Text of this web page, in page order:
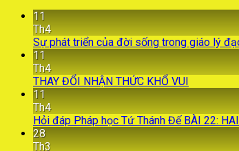
11
Th4
Sự phát triển của đời sống trong giáo lý
11
Th4
THAY ĐỔI NHẬN THỨC KHỔ VUI
11
Th4
Hỏi đáp Pháp học Tứ Thánh Đế BÀI 22:
28
Th3